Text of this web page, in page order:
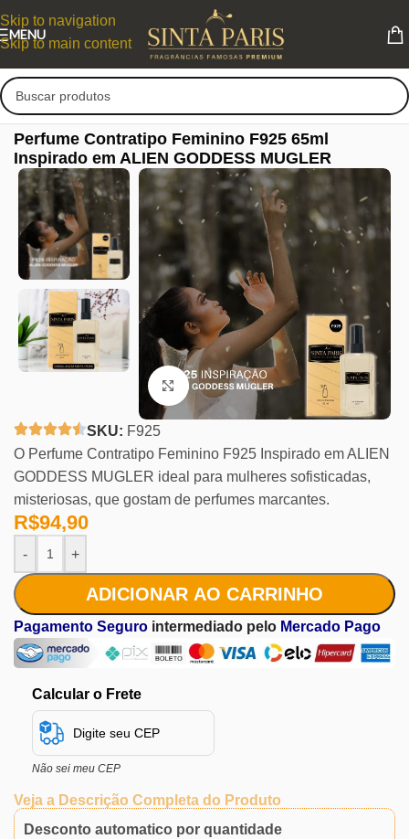
Skip to navigation
Skip to main content
MENU
Perfume Contratipo Feminino F925 65ml
Inspirado em ALIEN GODDESS MUGLER
Clique para ampliar
SKU: F925
O Perfume Contratipo Feminino F925 Inspirado em ALIEN
GODDESS MUGLER ideal para mulheres sofisticadas,
misteriosas, que gostam de perfumes marcantes.
R$94,90
- +
ADICIONAR AO CARRINHO
Pagamento Seguro intermediado pelo Mercado Pago
Calcular o Frete
Não sei meu CEP
Veja a Descrição Completa do Produto
Desconto automatico por quantidade